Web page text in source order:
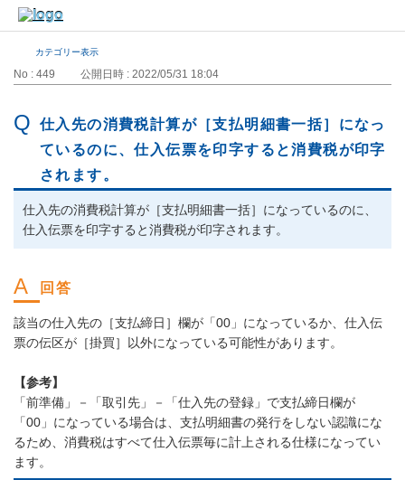
カテゴリー表示
No : 449 公開日時 : 2022/05/31 18:04
仕入先の消費税計算が［支払明細書一括］になっ
ているのに、仕入伝票を印字すると消費税が印字
されます。
仕入先の消費税計算が［支払明細書一括］になっているのに、
仕入伝票を印字すると消費税が印字されます。
該当の仕入先の［支払締日］欄が「00」になっているか、仕入伝
票の伝区が［掛買］以外になっている可能性があります。
【参考】
「前準備」－「取引先」－「仕入先の登録」で支払締日欄が
「00」になっている場合は、支払明細書の発行をしない認識にな
るため、消費税はすべて仕入伝票毎に計上される仕様になってい
ます。